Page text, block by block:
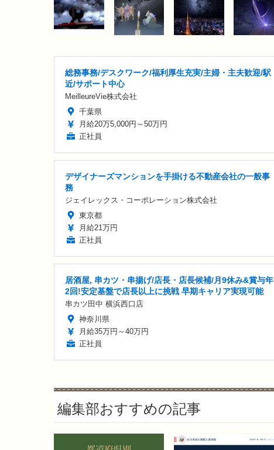
総務事務/デスクワーク/福利厚生充実/主婦・主夫歓迎/駅
近/サポート中心
MeilleureVie株式会社
千葉県
月給20万5,000円～50万円
正社員
デザイナーズマンションを手掛ける不動産会社の一般事
務
ジェイレックス・コーポレーション株式会社
東京都
月給21万円
正社員
居酒屋, 串カツ・串揚げ/店長・店長候補/月9休み&賞与年
2回!安定基盤で店長以上に挑戦 早期キャリア実現可能
串カツ田中 横浜西口店
神奈川県
月給35万円～40万円
正社員
編集部おすすめの記事